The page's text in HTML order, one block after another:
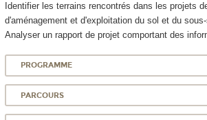
Identifier les terrains rencontrés dans les projets
d'aménagement et d'exploitation du sol et du sous-
Analyser un rapport de projet comportant des
PROGRAMME
PARCOURS